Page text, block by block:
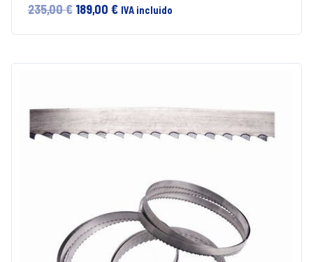
235,00€ El
era:
189,00 €El
es:
IVA incluido